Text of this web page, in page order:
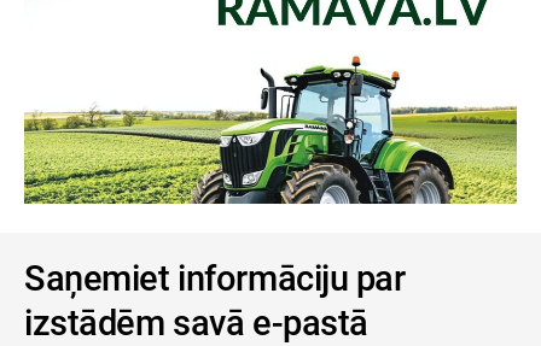
Saņemiet informāciju par
izstādēm savā e-pastā